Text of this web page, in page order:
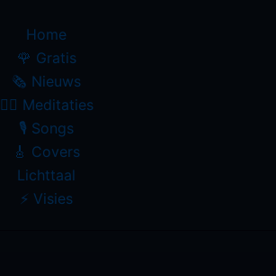
Home
🌹 Gratis
🗞️ Nieuws
🧘‍♀️ Meditaties
🎙 Songs
🎸 Covers
Lichttaal
⚡️ Visies